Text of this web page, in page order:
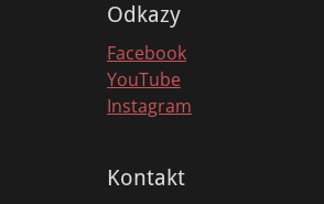
Odkazy
Facebook
YouTube
Instagram
Kontakt